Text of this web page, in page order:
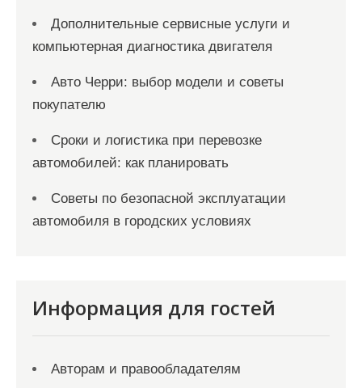
Дополнительные сервисные услуги и
компьютерная диагностика двигателя
Авто Черри: выбор модели и советы
покупателю
Сроки и логистика при перевозке
автомобилей: как планировать
Советы по безопасной эксплуатации
автомобиля в городских условиях
Информация для гостей
Авторам и правообладателям